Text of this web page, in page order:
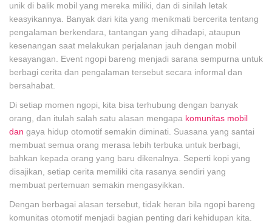
unik di balik mobil yang mereka miliki, dan di sinilah letak
keasyikannya. Banyak dari kita yang menikmati bercerita tentang
pengalaman berkendara, tantangan yang dihadapi, ataupun
kesenangan saat melakukan perjalanan jauh dengan mobil
kesayangan. Event ngopi bareng menjadi sarana sempurna untuk
berbagi cerita dan pengalaman tersebut secara informal dan
bersahabat.
Di setiap momen ngopi, kita bisa terhubung dengan banyak
orang, dan itulah salah satu alasan mengapa komunitas mobil
dan gaya hidup otomotif semakin diminati. Suasana yang santai
membuat semua orang merasa lebih terbuka untuk berbagi,
bahkan kepada orang yang baru dikenalnya. Seperti kopi yang
disajikan, setiap cerita memiliki cita rasanya sendiri yang
membuat pertemuan semakin mengasyikkan.
Dengan berbagai alasan tersebut, tidak heran bila ngopi bareng
komunitas otomotif menjadi bagian penting dari kehidupan kita.